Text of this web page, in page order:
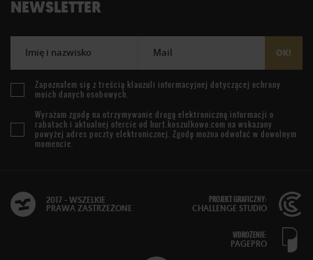
NEWSLETTER
Imię i nazwisko Mail OK!
Zapoznałem się z treścią klauzuli informacyjnej dotyczącej ochrony
moich danych osobowych.
Wyrażam zgodę na otrzymywanie drogą elektroniczną informacji o
rabatach i aktualnej ofercie od hurt.koszulkowo.com na wskazany
powyżej adres poczty elektronicznej. Zgodę można odwołać w dowolnym
momencie.
2017 - WSZELKIE
PRAWA ZASTRZEŻONE
PROJEKT GRAFICZNY:
CHALLENGE STUDIO
WDROŻENIE:
PAGEPRO